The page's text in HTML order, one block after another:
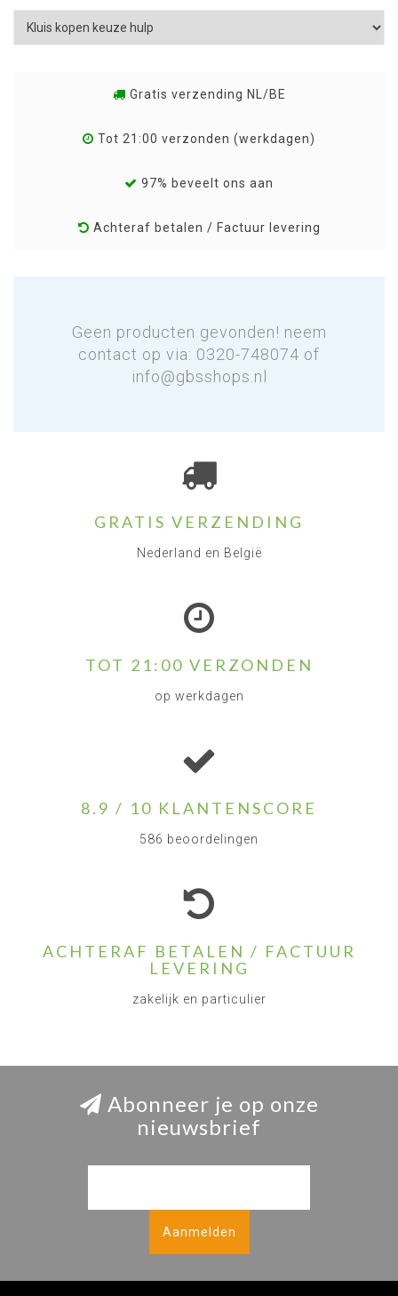
Gratis verzending NL/BE
Tot 21:00 verzonden (werkdagen)
97% beveelt ons aan
Achteraf betalen / Factuur levering
Geen producten gevonden! neem
contact op via: 0320-748074 of
info@gbsshops.nl
GRATIS VERZENDING
Nederland en België
TOT 21:00 VERZONDEN
op werkdagen
8.9 / 10 KLANTENSCORE
586 beoordelingen
ACHTERAF BETALEN / FACTUUR
LEVERING
zakelijk en particulier
Abonneer je op onze
nieuwsbrief
Aanmelden